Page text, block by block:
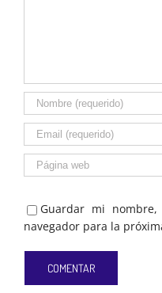
Guardar mi
navegador para la